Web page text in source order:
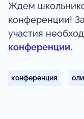
Ждем
конференции!
участия
конференции.
конференция